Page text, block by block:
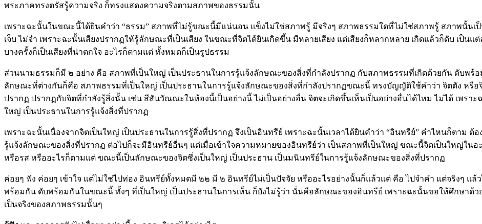
พระภาคทรงตรัสรู้ความจริง ก็ทรงแสดงความจริงตามสภาพของธรรมนั้น
เพราะฉะนั้นในขณะนี้ได้ยินคำว่า “ธรรม” สภาพที่ไม่รู้ขณะนี้มีแน่นอน แข็งไม่ใช่สภาพรู้ มีจริงๆ สภาพธรรมใดที่ไม่ใช่สภาพรู้ สภาพนั้นเป็
เจ็บ ไม่จำ เพราะฉะนั้นเสียงปรากฏให้รู้ลักษณะที่เป็นเสียง ในขณะที่จิตได้ยินเกิดขึ้น มีหลายเสียง แต่เสียงก็หลากหลาย เกิดแล้วก็ดับ เป็น
บางครั้งก็เป็นเสียงที่น่าตกใจ อะไรก็ตามแต่ ทั้งหมดก็เป็นรูปธรรม
ส่วนนามธรรมก็มี ๒ อย่าง คือ สภาพที่เป็นใหญ่ เป็นประธานในการรู้แจ้งลักษณะของสิ่งที่กำลังปรากฏ กับสภาพธรรมที่เกิดด้วยกัน ดับพร้
ลักษณะที่ต่างกันก็คือ สภาพธรรมที่เป็นใหญ่ เป็นประธานในการรู้แจ้งลักษณะของสิ่งที่กำลังปรากฏขณะนี้ ทรงบัญญัติใช้คำว่า จิตตัง หรื
ปรากฏ ปรากฏกับจิตที่กำลังรู้สิ่งนั้น เช่น สีสันวัณณะในห้องนี้เป็นอย่างนี้ ไม่เป็นอย่างอื่น จิตจะเกิดขึ้นเห็นเป็นอย่างอื่นได้ไหม ไม่ได้ เพร
ใหญ่ เป็นประธานในการรู้แจ้งสิ่งที่ปรากฏ
เพราะฉะนั้นเนื่องจากจิตเป็นใหญ่ เป็นประธานในการรู้สิ่งที่ปรากฏ จึงเป็นอินทรีย์ เพราะฉะนั้นเวลาได้ยินคำว่า “อินทรีย์” คำไหนก็ตาม ต้
รู้แจ้งลักษณะของสิ่งที่ปรากฏ ต่อไปก็จะมีอินทรีย์อื่นๆ แต่เมื่อเข้าใจความหมายของอินทรีย์ว่า เป็นสภาพที่เป็นใหญ่ ขณะนี้จิตเป็นใหญ่ในอ
หรือรส หรืออะไรก็ตามแต่ ขณะนี้เป็นลักษณะของจิตซึ่งเป็นใหญ่ เป็นประธาน เป็นมนินทรีย์ในการรู้แจ้งลักษณะของสิ่งที่ปรากฏ
ค่อยๆ ฟัง ค่อยๆ เข้าใจ แต่ไม่ใช่ไปท่อง อินทรีย์ทั้งหมดมี ๒๒ มี ๒ อินทรีย์ไม่เป็นปัจจัย หรืออะไรอย่างนั้นก็แล้วแต่ คือ ไปจำคำ แต่จริงๆ แ
พร้อมกัน ดับพร้อมกันในขณะนี้ ทั้งๆ ที่เป็นใหญ่ เป็นประธานในการเห็น ก็ยังไม่รู้ว่า นั่นคือลักษณะของอินทรีย์ เพราะฉะนั้นขอให้ศึกษาด้
เป็นจริงของสภาพธรรมนั้นๆ